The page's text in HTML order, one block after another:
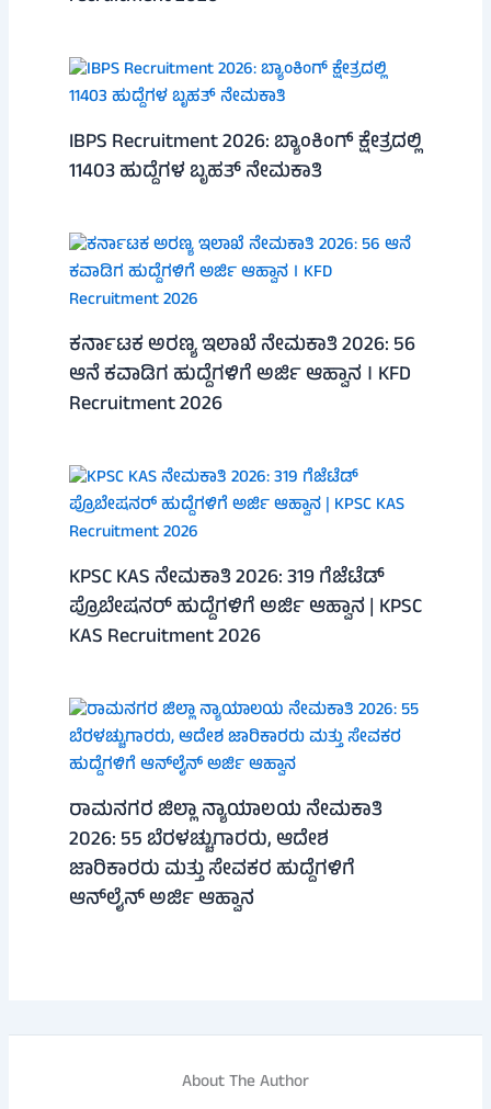
IBPS Recruitment 2026: ಬ್ಯಾಂಕಿಂಗ್ ಕ್ಷೇತ್ರದಲ್ಲಿ
11403 ಹುದ್ದೆಗಳ ಬೃಹತ್ ನೇಮಕಾತಿ
ಕರ್ನಾಟಕ ಅರಣ್ಯ ಇಲಾಖೆ ನೇಮಕಾತಿ 2026: 56
ಆನೆ ಕವಾಡಿಗ ಹುದ್ದೆಗಳಿಗೆ ಅರ್ಜಿ ಆಹ್ವಾನ । KFD
Recruitment 2026
KPSC KAS ನೇಮಕಾತಿ 2026: 319 ಗೆಜೆಟೆಡ್
ಪ್ರೊಬೇಷನರ್ ಹುದ್ದೆಗಳಿಗೆ ಅರ್ಜಿ ಆಹ್ವಾನ | KPSC
KAS Recruitment 2026
ರಾಮನಗರ ಜಿಲ್ಲಾ ನ್ಯಾಯಾಲಯ ನೇಮಕಾತಿ
2026: 55 ಬೆರಳಚ್ಚುಗಾರರು, ಆದೇಶ
ಜಾರಿಕಾರರು ಮತ್ತು ಸೇವಕರ ಹುದ್ದೆಗಳಿಗೆ
ಆನ್‌ಲೈನ್ ಅರ್ಜಿ ಆಹ್ವಾನ
About The Author